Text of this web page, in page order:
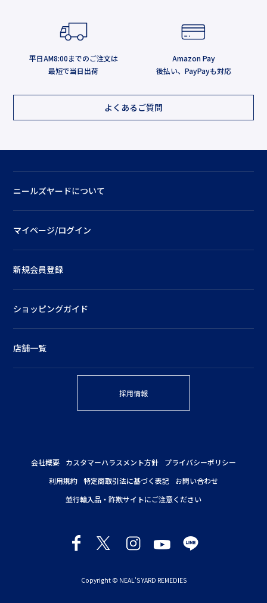
平日AM8:00までのご注文は
最短で当日出荷
Amazon Pay
後払い、PayPayも対応
よくあるご質問
ニールズヤードについて
マイページ/ログイン
新規会員登録
ショッピングガイド
店舗一覧
採用情報
会社概要 カスタマーハラスメント方針
プライバシーポリシー
利用規約 特定商取引法に基づく表記
お問い合わせ
並行輸入品・詐欺サイトにご注意ください
Copyright © NEAL'S YARD REMEDIES